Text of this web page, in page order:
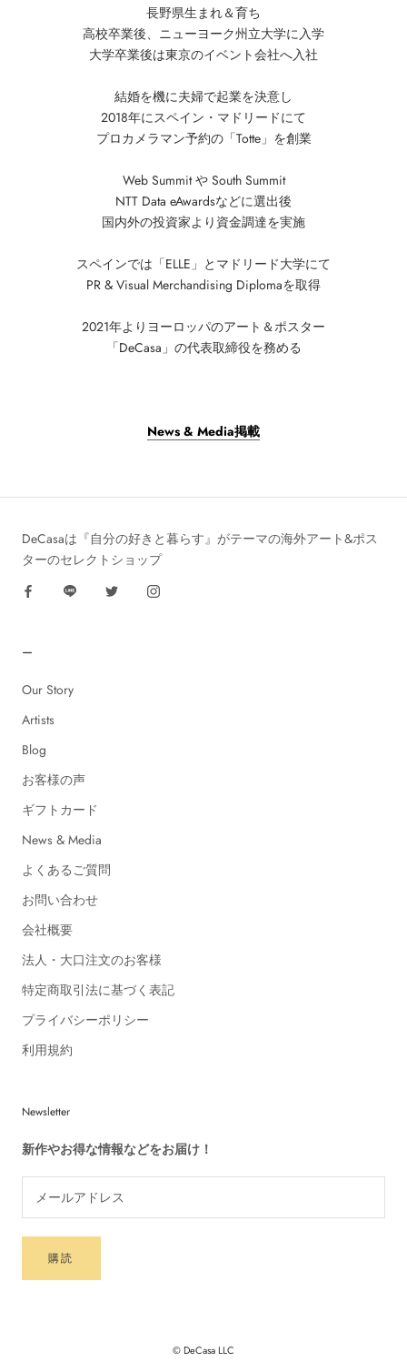
⻑野県⽣まれ＆育ち
高校卒業後、ニューヨーク州立⼤学に入学
大学卒業後は東京のイベント会社へ⼊社
結婚を機に夫婦で起業を決意し
2018年にスペイン・マドリードにて
プロカメラマン予約の「Totte」を創業
Web Summit や South Summit
NTT Data eAwardsなどに選出後
国内外の投資家より資金調達を実施
スペインでは「ELLE」とマドリード大学にて
PR & Visual Merchandising Diplomaを取得
2021年よりヨーロッパのアート＆ポスター
「DeCasa」の代表取締役を務める
News & Media掲載
DeCasaは『自分の好きと暮らす』がテーマの海外アート&ポス
ターのセレクトショップ
ー
Our Story
Artists
Blog
お客様の声
ギフトカード
News & Media
よくあるご質問
お問い合わせ
会社概要
法人・大口注文のお客様
特定商取引法に基づく表記
プライバシーポリシー
利用規約
Newsletter
新作やお得な情報などをお届け！
購読
© DeCasa LLC